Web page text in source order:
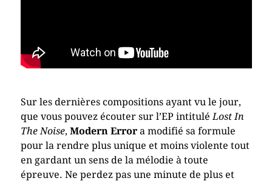
Sur les dernières compositions ayant vu le jour,
que vous pouvez écouter sur l’EP intitulé Lost In
The Noise, Modern Error a modifié sa formule
pour la rendre plus unique et moins violente tout
en gardant un sens de la mélodie à toute
épreuve. Ne perdez pas une minute de plus et